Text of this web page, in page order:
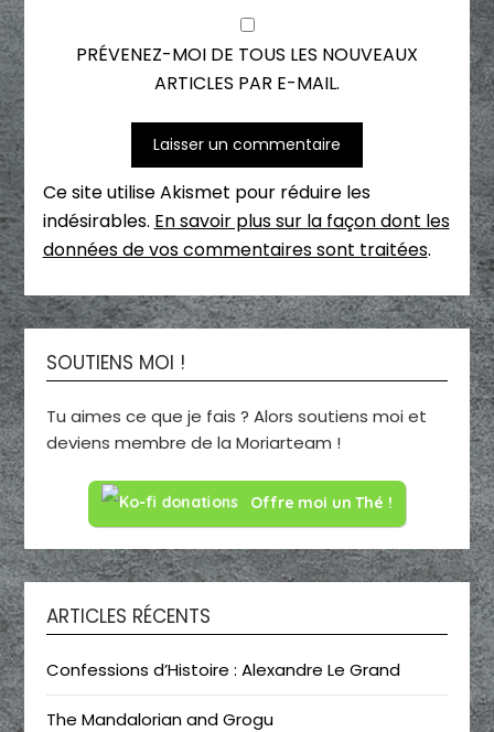
PRÉVENEZ-MOI DE TOUS LES NOUVEAUX
ARTICLES PAR E-MAIL.
Ce site utilise Akismet pour réduire les
indésirables. En savoir plus sur la façon dont les
données de vos commentaires sont traitées.
SOUTIENS MOI !
Tu aimes ce que je fais ? Alors soutiens moi et
deviens membre de la Moriarteam !
Offre moi un Thé !
ARTICLES RÉCENTS
Confessions d’Histoire : Alexandre Le Grand
The Mandalorian and Grogu